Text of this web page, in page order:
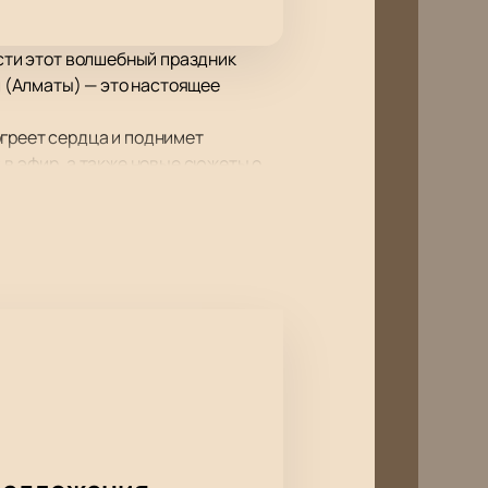
этот волшебный праздник
— это настоящее
сердца и поднимет
эфир, а также новые сюжеты о
провести время с семьёй и
особенным благодаря